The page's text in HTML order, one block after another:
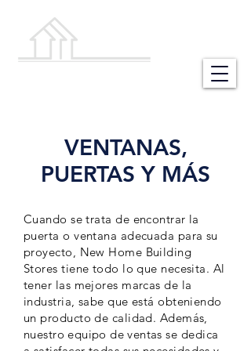
VENTANAS,
PUERTAS Y MÁS
Cuando se trata de encontrar la
puerta o ventana adecuada para su
proyecto, New Home Building
Stores tiene todo lo que necesita. Al
tener las mejores marcas de la
industria, sabe que está obteniendo
un producto de calidad. Además,
nuestro equipo de ventas se dedica